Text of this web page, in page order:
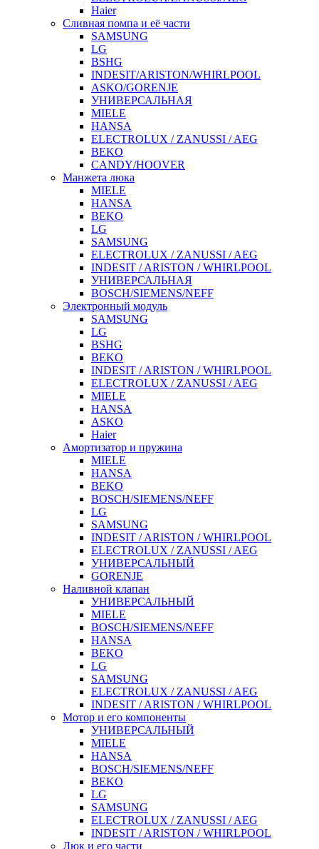
Haier
Сливная помпа и её части
SAMSUNG
LG
BSHG
INDESIT/ARISTON/WHIRLPOOL
ASKO/GORENJE
УНИВЕРСАЛЬНАЯ
MIELE
HANSA
ELECTROLUX / ZANUSSI / AEG
BEKO
CANDY/HOOVER
Манжета люка
MIELE
HANSA
BEKO
LG
SAMSUNG
ELECTROLUX / ZANUSSI / AEG
INDESIT / ARISTON / WHIRLPOOL
УНИВЕРСАЛЬНАЯ
BOSCH/SIEMENS/NEFF
Электронный модуль
SAMSUNG
LG
BSHG
BEKO
INDESIT / ARISTON / WHIRLPOOL
ELECTROLUX / ZANUSSI / AEG
MIELE
HANSA
ASKO
Haier
Амортизатор и пружина
MIELE
HANSA
BEKO
BOSCH/SIEMENS/NEFF
LG
SAMSUNG
INDESIT / ARISTON / WHIRLPOOL
ELECTROLUX / ZANUSSI / AEG
УНИВЕРСАЛЬНЫЙ
GORENJE
Наливной клапан
УНИВЕРСАЛЬНЫЙ
MIELE
BOSCH/SIEMENS/NEFF
HANSA
BEKO
LG
SAMSUNG
ELECTROLUX / ZANUSSI / AEG
INDESIT / ARISTON / WHIRLPOOL
Мотор и его компоненты
УНИВЕРСАЛЬНЫЙ
MIELE
HANSA
BOSCH/SIEMENS/NEFF
BEKO
LG
SAMSUNG
ELECTROLUX / ZANUSSI / AEG
INDESIT / ARISTON / WHIRLPOOL
Люк и его части